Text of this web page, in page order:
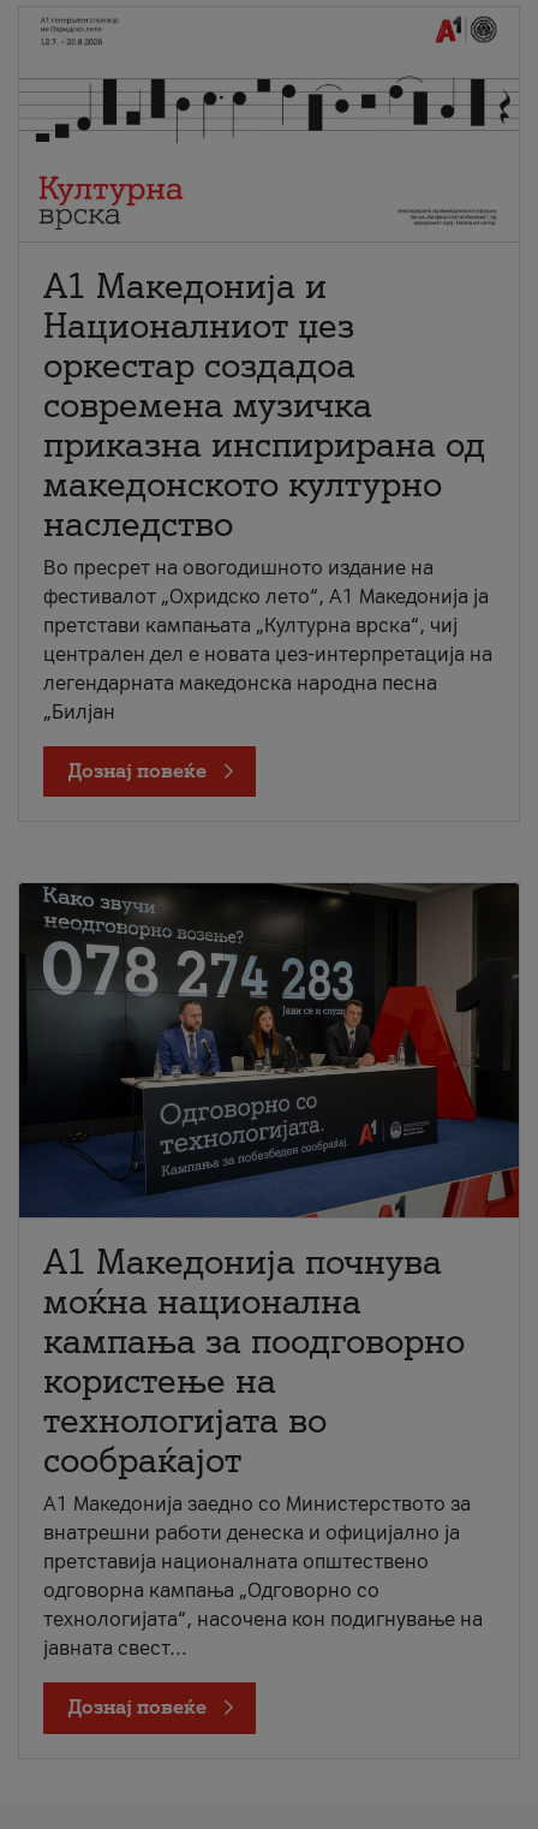
А1 Македонија и
Националниот џез
оркестар создадоа
современа музичка
приказна инспирирана од
македонското културно
наследство
Во пресрет на овогодишното издание на
фестивалот „Охридско лето“, А1 Македонија ја
претстави кампањата „Културна врска“, чиј
централен дел е новата џез-интерпретација на
легендарната македонска народна песна
„Билјан
Дознај повеќе
A1 Македонија почнува
моќна национална
кампања за поодговорно
користење на
технологијата во
сообраќајот
A1 Македонија заедно со Министерството за
внатрешни работи денеска и официјално ја
претставија националната општествено
одговорна кампања „Одговорно со
технологијата“, насочена кон подигнување на
јавната свест...
Дознај повеќе